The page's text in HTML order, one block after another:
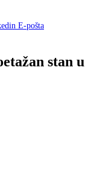
E-pošta
stan u